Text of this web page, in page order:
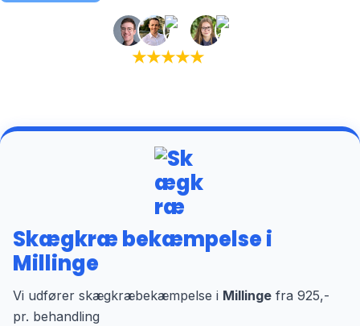
★★★★★
Skægkræ bekæmpelse i
Millinge
Vi udfører skægkræbekæmpelse i Millinge fra 925,-
pr. behandling